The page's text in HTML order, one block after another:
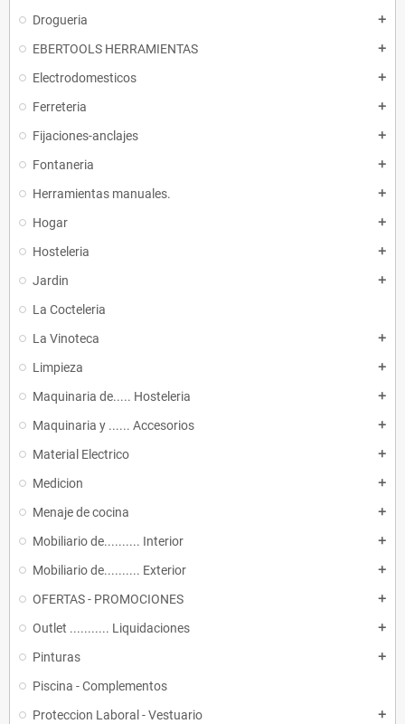
Drogueria add
EBERTOOLS HERRAMIENTAS add
Electrodomesticos add
Ferreteria add
Fijaciones-anclajes add
Fontaneria add
Herramientas manuales. add
Hogar add
Hosteleria add
Jardin add
La Cocteleria
La Vinoteca
add
Limpieza add
Maquinaria de..... Hosteleria add
Maquinaria y ...... Accesorios add
Material Electrico add
Medicion add
Menaje de cocina add
Mobiliario de.......... Interior add
Mobiliario de.......... Exterior add
OFERTAS - PROMOCIONES add
Outlet ........... Liquidaciones add
Pinturas add
Piscina - Complementos
Proteccion Laboral - Vestuario
add